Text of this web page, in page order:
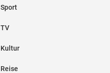
Sport
TV
Kultur
Reise